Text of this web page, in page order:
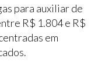
para auxiliar de
R$ 1.804 e R$
em